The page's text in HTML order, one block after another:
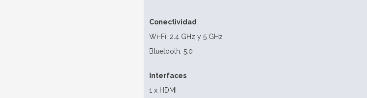
Conectividad
Wi-Fi: 2.4 GHz y 5 GHz
Bluetooth: 5.0
Interfaces
1 x HDMI